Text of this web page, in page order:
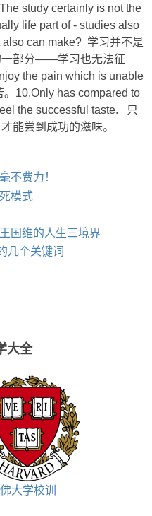
study certainly is not the
life part of - studies also
can make? 学习并不是
一部分——学习也无法征
the pain which is unable
10.Only has compared to
the successful taste. 只
能尝到成功的滋味。
不费力！
模式
国维的人生三境界
几个关键词
大全
大学校训